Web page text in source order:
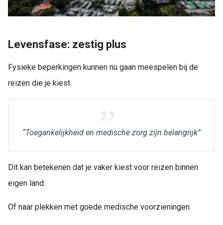
Levensfase: zestig plus
Fysieke beperkingen kunnen nu gaan meespelen bij de
reizen die je kiest.
“Toegankelijkheid en medische zorg zijn belangrijk”
Dit kan betekenen dat je vaker kiest voor reizen binnen
eigen land.
Of naar plekken met goede medische voorzieningen.